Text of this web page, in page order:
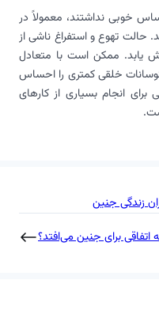
خوبی نداشتند، معمولاً در
حالت تهوع و استفراغ ناشی از
یابد. ممکن است با متعادل
خلقی کمتری را احساس
انجام بسیاری از کارهای
برای جنین می‌افتد؟